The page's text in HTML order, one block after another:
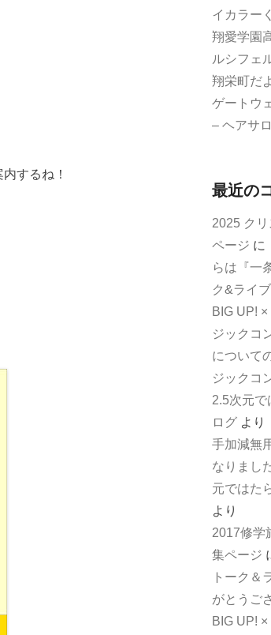
するね！
イカラー
翔愛学園
ルシフェ
翔栄町だ
ゲートウ
– ヘアサ
最近の
2025 ク
ページ に
らは『一
ク&ライ
BIG UP!
ジックコ
について
ジックコ
2.5次元で
ログ より
手加減無
なりまし
元ではた
より
2017修学
集ページ
トーク＆
がとうご
BIG UP!